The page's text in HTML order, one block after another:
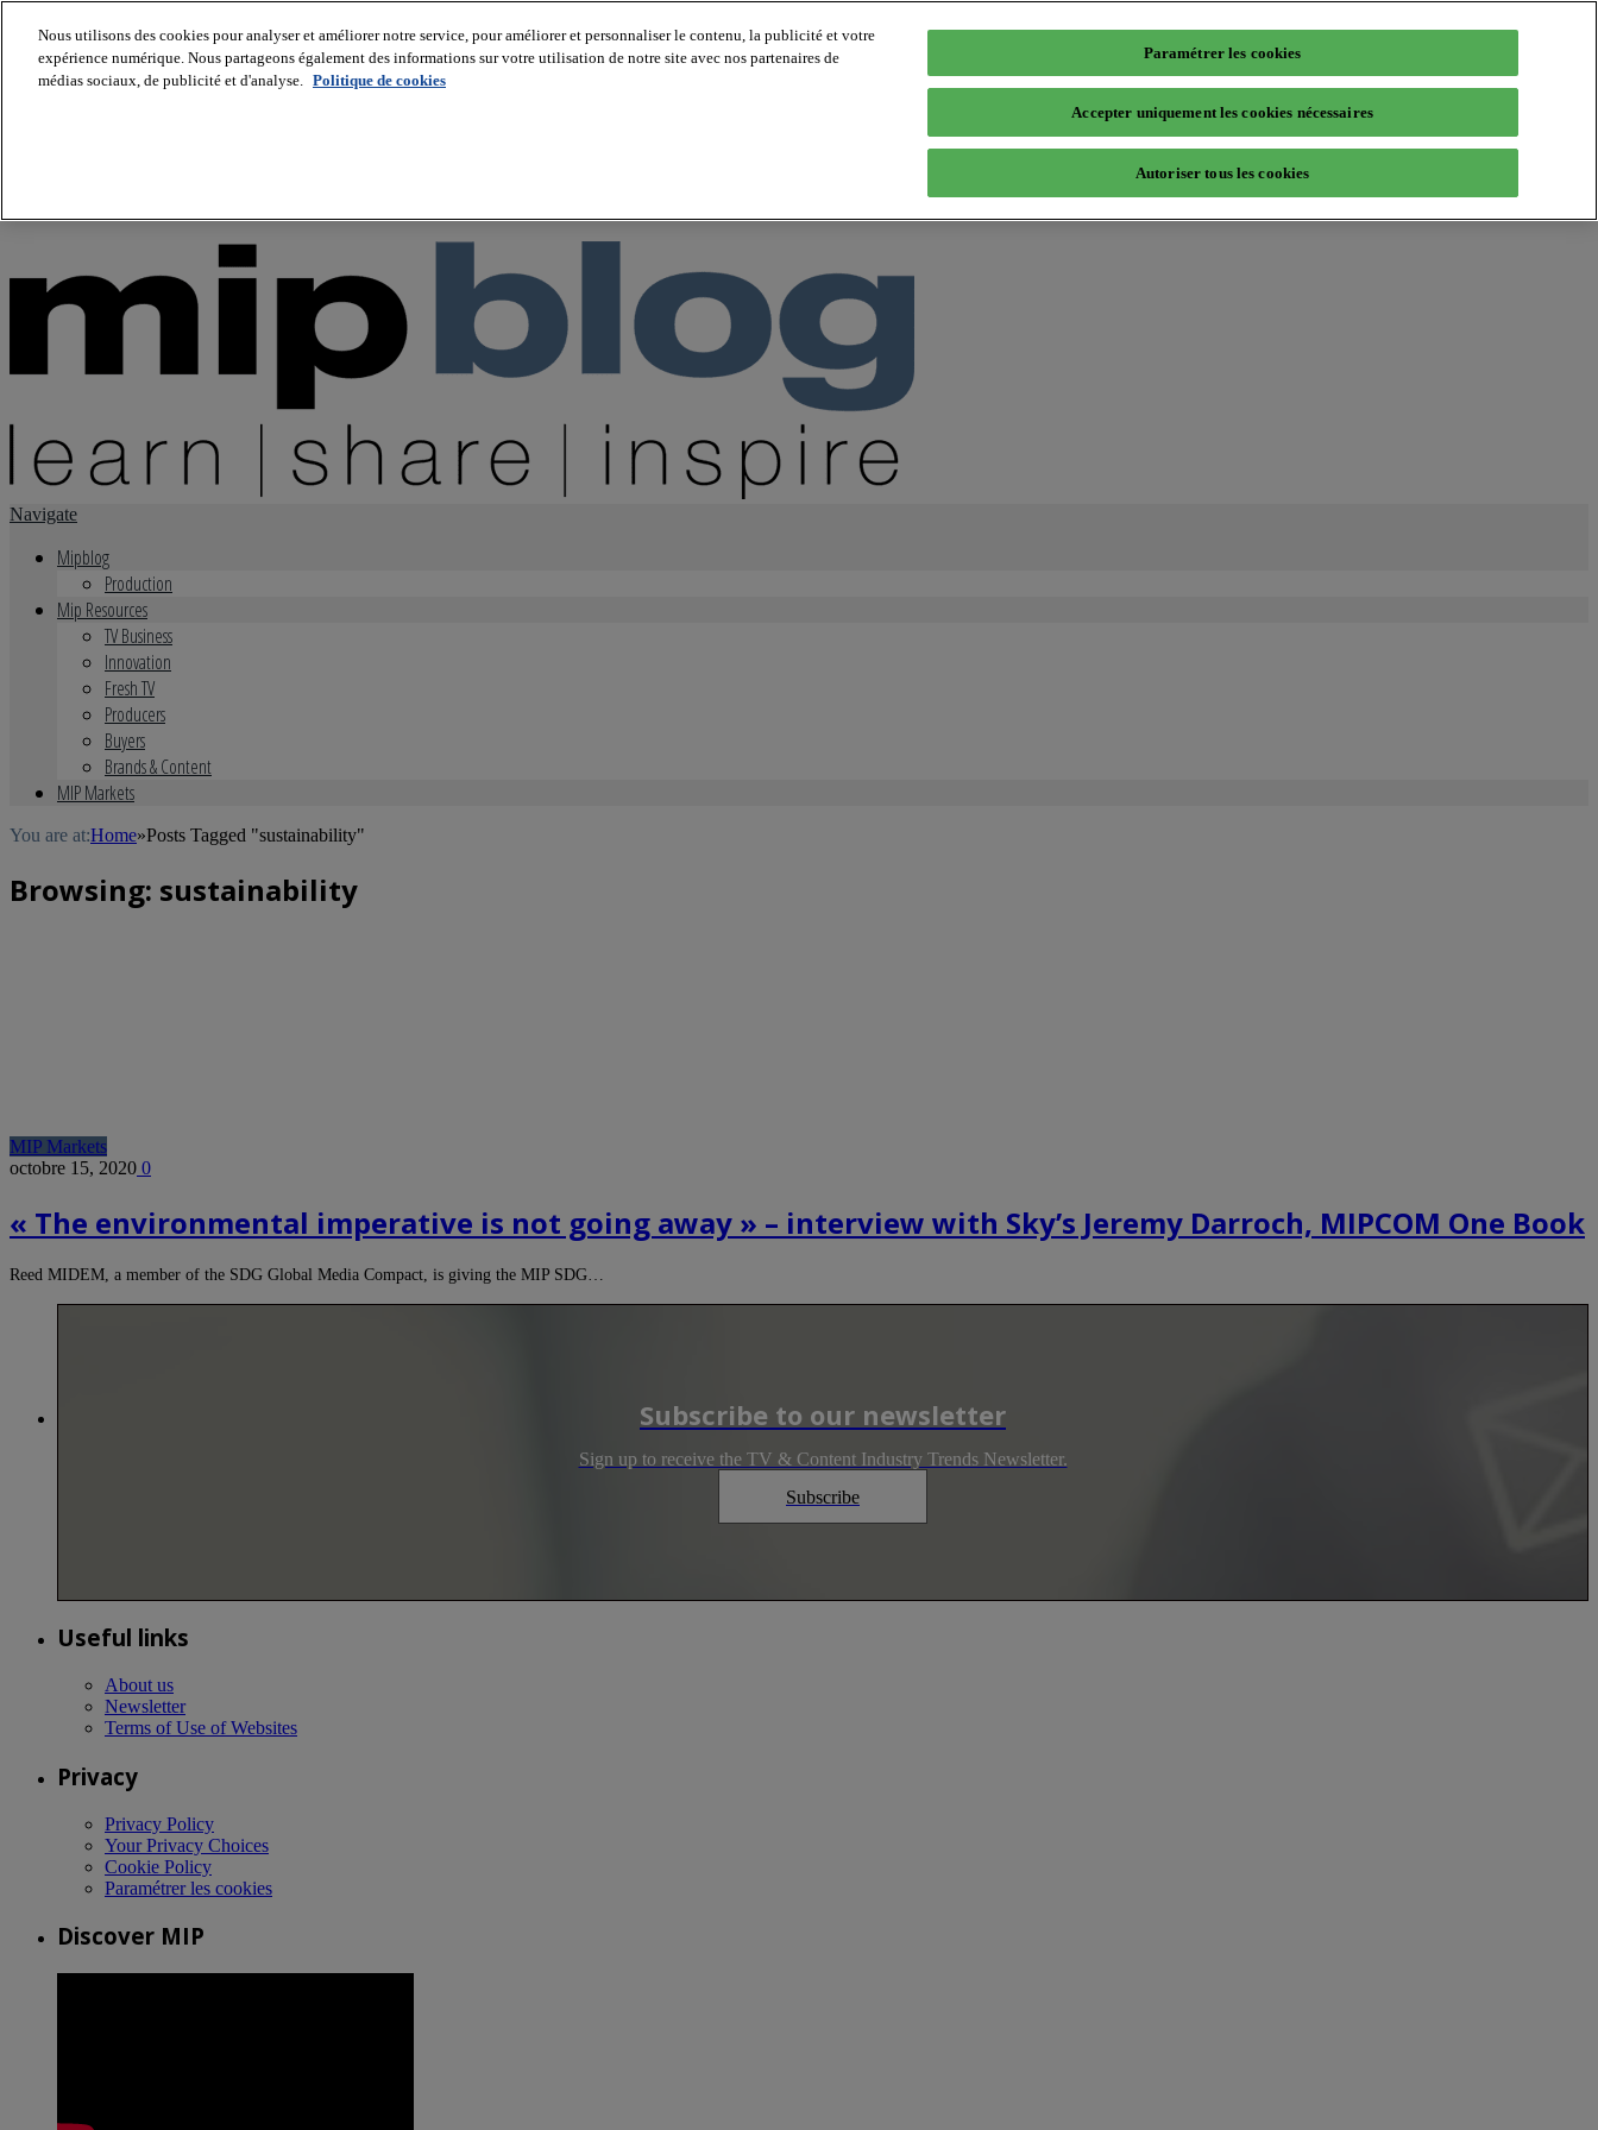
About us
Navigate
Mipblog
Production
Mip Resources
TV Business
Innovation
Fresh TV
Producers
Buyers
Brands & Content
MIP Markets
You are at:Home»Posts Tagged "sustainability"
Browsing: sustainability
MIP Markets
octobre 15, 2020 0
« The environmental imperative is not going away » – interview with Sky’s Jeremy Darroch, MIPCOM One Book
Reed MIDEM, a member of the SDG Global Media Compact, is giving the MIP SDG…
Subscribe to our newsletter
Sign up to receive the TV & Content Industry Trends Newsletter.
Subscribe
Useful links
About us
Newsletter
Terms of Use of Websites
Privacy
Privacy Policy
Your Privacy Choices
Cookie Policy
Paramétrer les cookies
Discover MIP
Nous utilisons des cookies pour analyser et améliorer notre service, pour améliorer et personnaliser le contenu, la publicité et votre
expérience numérique. Nous partageons également des informations sur votre utilisation de notre site avec nos partenaires de
médias sociaux, de publicité et d'analyse. Politique de cookies
Paramétrer les cookies
Accepter uniquement les cookies nécessaires
Autoriser tous les cookies